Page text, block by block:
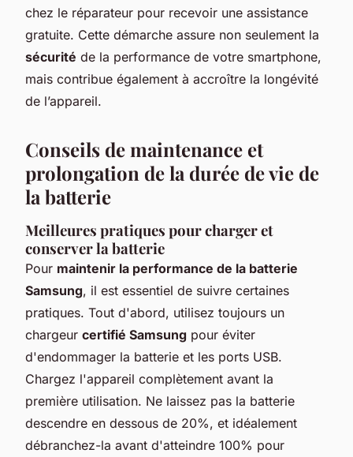
chez le réparateur pour recevoir une assistance
gratuite. Cette démarche assure non seulement la
sécurité de la performance de votre smartphone,
mais contribue également à accroître la longévité
de l’appareil.
Conseils de maintenance et
prolongation de la durée de vie de
la batterie
Meilleures pratiques pour charger et
conserver la batterie
Pour maintenir la performance de la batterie
Samsung, il est essentiel de suivre certaines
pratiques. Tout d'abord, utilisez toujours un
chargeur certifié Samsung pour éviter
d'endommager la batterie et les ports USB.
Chargez l'appareil complètement avant la
première utilisation. Ne laissez pas la batterie
descendre en dessous de 20%, et idéalement
débranchez-la avant d'atteindre 100% pour